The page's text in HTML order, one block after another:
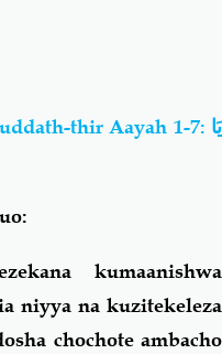
thir Aayah 1-7: يَا
kumaanishwa
niyya na kuzitekeleza
chochote ambacho